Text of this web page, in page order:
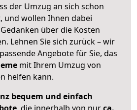
der Umzug an sich schon
und wollen Ihnen dabei
über die Kosten
Lehnen Sie sich zurück – wir
Angebote für Sie, das
mit Ihrem Umzug von
helfen kann.
bequem und einfach